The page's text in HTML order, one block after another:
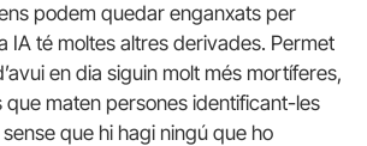
podem quedar enganxats per
IA té moltes altres derivades. Permet
en dia siguin molt més mortíferes,
que maten persones identificant-les
que hi hagi ningú que ho